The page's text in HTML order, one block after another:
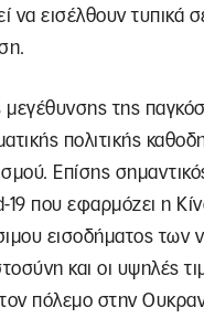
να εισέλθουν τυπικά
μεγέθυνσης της
πολιτικής
Επίσης
19 που εφαρμόζει η
εισοδήματος των
και οι υψηλές
πόλεμο στην